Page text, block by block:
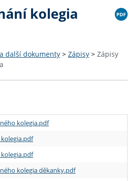
kolegia
další dokumenty > Zápisy > Zápisy
kolegia.pdf
kolegia.pdf
kolegia.pdf
kolegia děkanky.pdf